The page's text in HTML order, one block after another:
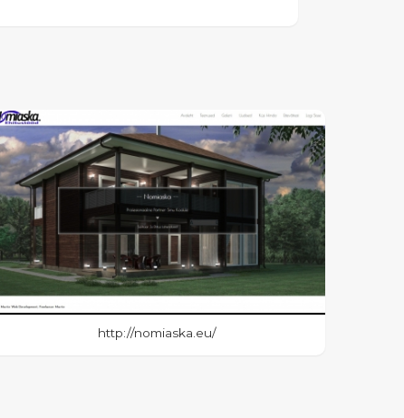
http://nomiaska.eu/